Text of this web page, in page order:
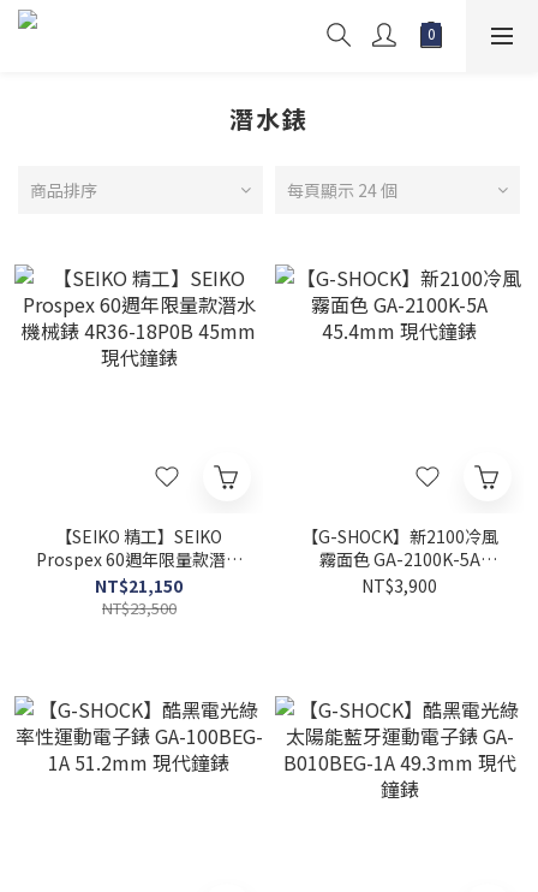
潛水錶
商品排序 每頁顯示 24 個
【SEIKO 精工】SEIKO
Prospex 60週年限量款潛水
機械錶 4R36-18P0B 45mm
現代鐘錶
NT$21,150
NT$23,500
【G-SHOCK】新2100冷風
霧面色 GA-2100K-5A
45.4mm 現代鐘錶
NT$3,900